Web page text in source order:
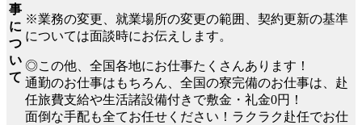
事
に
つ
い
て
※業務の変更、就業場所の変更の範囲、契約更新の基準
については面談時にお伝えします。
◎この他、全国各地にお仕事たくさんあります！
通勤のお仕事はもちろん、全国の寮完備のお仕事は、赴
任旅費支給や生活諸設備付きで敷金・礼金0円！
面倒な手配も全てお任せください！ラクラク赴任でお仕